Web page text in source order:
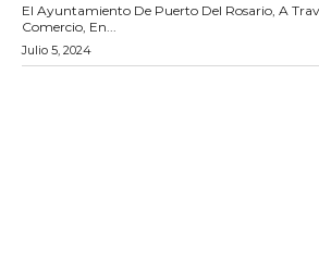
El Ayuntamiento De Puerto Del Rosario, A
Comercio, En...
Julio 5, 2024